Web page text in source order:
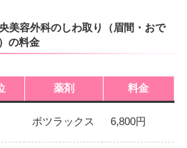
美容外科のしわ取り（眉間・おで
の料金
薬剤 料金
ボツラックス 6,800円